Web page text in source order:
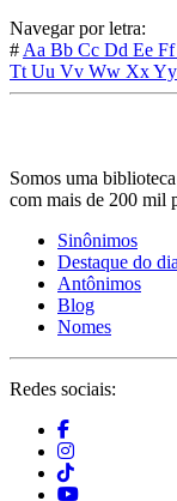
Navegar por letra:
#Aa Bb Cc Dd Ee Ff
TtUu Vv Ww XxYy
Somos uma
com mais de 200 mil
Sinônimos
Destaque do
Antônimos
Blog
Nomes
Redes sociais: